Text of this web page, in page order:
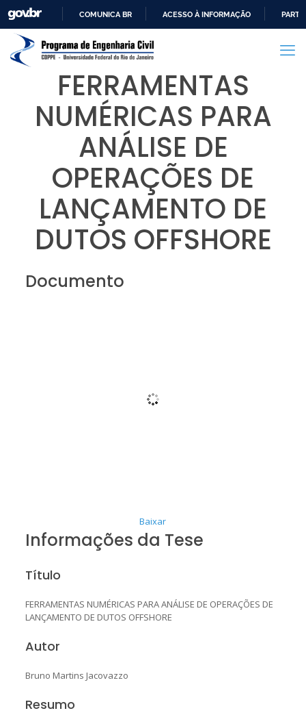
PARA
CONTEÚDO
COMUNICA BR ACESSO À INFORMAÇÃO
FERRAMENTAS
NUMÉRICAS PARA
ANÁLISE DE
OPERAÇÕES DE
LANÇAMENTO DE
DUTOS OFFSHORE
Documento
Baixar
Informações da Tese
Título
FERRAMENTAS NUMÉRICAS PARA ANÁLISE DE OPERAÇÕES DE
LANÇAMENTO DE DUTOS OFFSHORE
Autor
Bruno Martins Jacovazzo
Resumo